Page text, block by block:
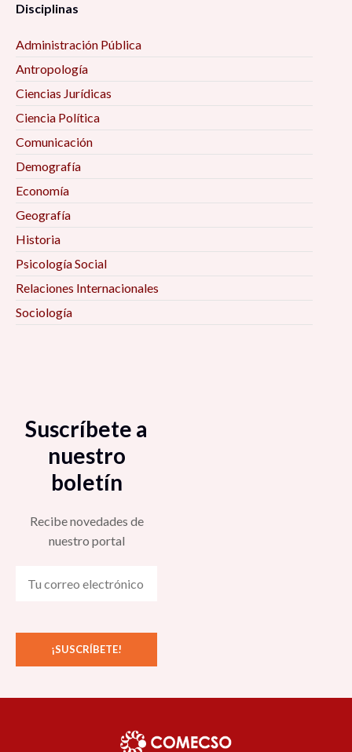
Disciplinas
Administración Pública
Antropología
Ciencias Jurídicas
Ciencia Política
Comunicación
Demografía
Economía
Geografía
Historia
Psicología Social
Relaciones Internacionales
Sociología
Suscríbete a
nuestro
boletín
Recibe novedades de
nuestro portal